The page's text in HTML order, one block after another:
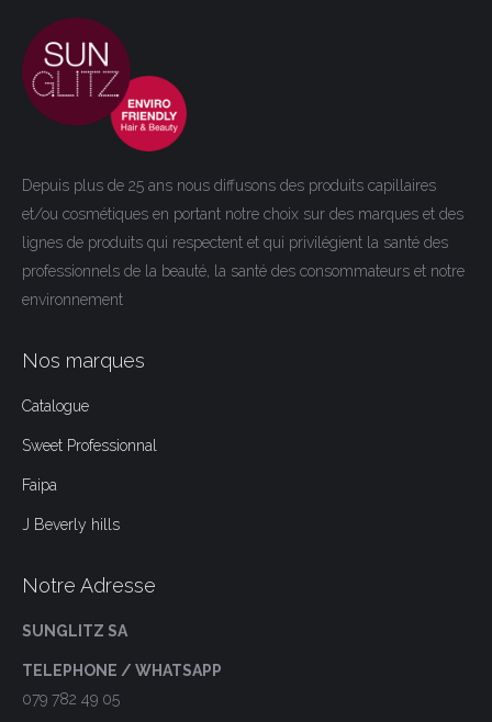
Depuis plus de 25 ans nous diffusons des produits capillaires
et/ou cosmétiques en portant notre choix sur des marques et des
lignes de produits qui respectent et qui privilégient la santé des
professionnels de la beauté, la santé des consommateurs et notre
environnement
Nos marques
Catalogue
Sweet Professionnal
Faipa
J Beverly hills
Notre Adresse
SUNGLITZ SA
TELEPHONE / WHATSAPP
079 782 49 05